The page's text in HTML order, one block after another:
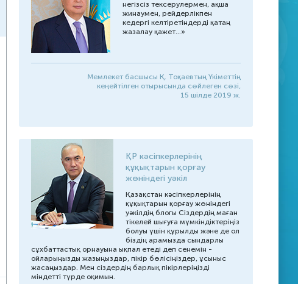
Халықаралық жаңалықтар
Баяндамалар
Инфографика
негізсіз тексерулермен, ақша
жинаумен, рейдерлікпен
кедергі келтіретіндерді қатаң
жазалау қажет...»
Мемлекет басшысы Қ. Тоқаевтың Үкіметтің
кеңейтілген отырысында сөйлеген сөзі,
15 шілде 2019 ж.
ҚР кәсіпкерлерінің
құқықтарын қорғау
жөніндегі уәкіл
Қазақстан кәсіпкерлерінің
құқықтарын қорғау жөніндегі
уәкілдің блогы Сіздердің маған
тікелей шығуға мүмкіндіктеріңіз
болуы үшін құрылды және де ол
біздің арамызда сындарлы
сұхбаттастық орнауына ықпал етеді деп сенемін -
ойларыңызды жазыңыздар, пікір бөлісіңіздер, ұсыныс
жасаңыздар. Мен сіздердің барлық пікірлеріңізді
міндетті түрде оқимын.